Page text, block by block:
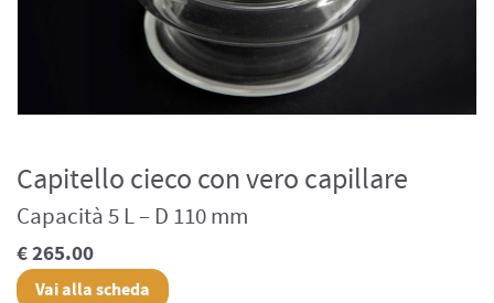
Capitello cieco con vero capillare
Capacità 5 L – D 110 mm
€ 265.00
Vai alla scheda